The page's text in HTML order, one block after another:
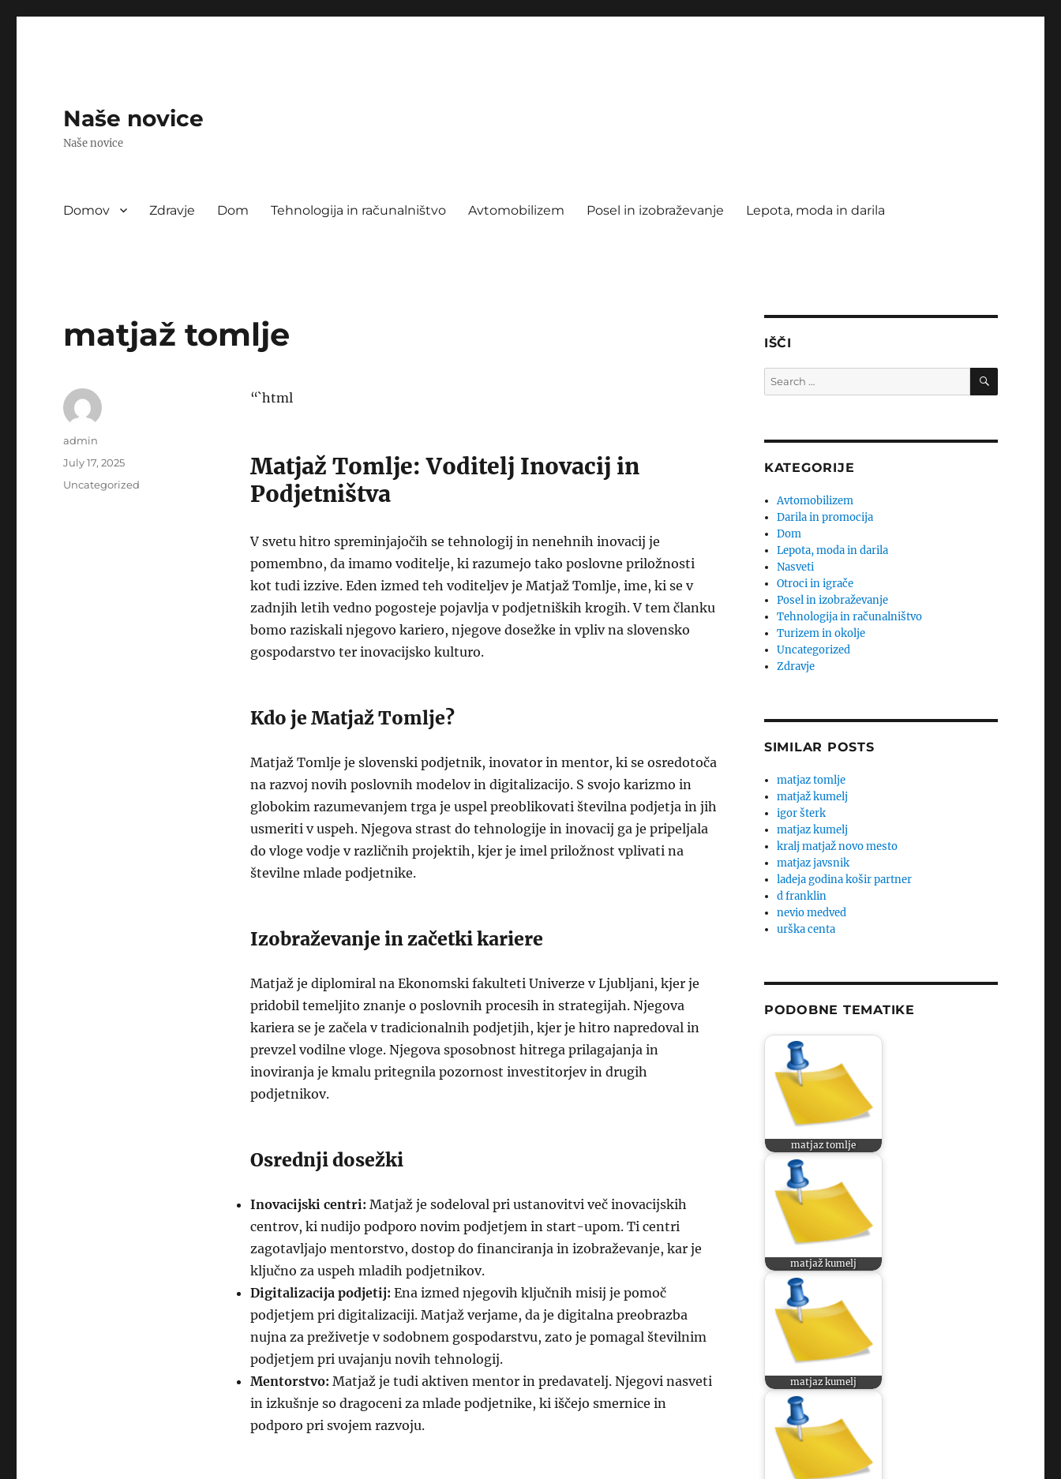
Naše novice
Naše novice
Domov Zdravje Dom Tehnologija in računalništvo Avtomobilizem Posel in izobraževanje Lepota, moda in darila
matjaž tomlje
“`html
Matjaž Tomlje: Voditelj Inovacij in
Podjetništva
V svetu hitro spreminjajočih se tehnologij in nenehnih inovacij je
pomembno, da imamo voditelje, ki razumejo tako poslovne priložnosti
kot tudi izzive. Eden izmed teh voditeljev je Matjaž Tomlje, ime, ki se v
zadnjih letih vedno pogosteje pojavlja v podjetniških krogih. V tem članku
bomo raziskali njegovo kariero, njegove dosežke in vpliv na slovensko
gospodarstvo ter inovacijsko kulturo.
Kdo je Matjaž Tomlje?
Matjaž Tomlje je slovenski podjetnik, inovator in mentor, ki se osredotoča
na razvoj novih poslovnih modelov in digitalizacijo. S svojo karizmo in
globokim razumevanjem trga je uspel preoblikovati številna podjetja in jih
usmeriti v uspeh. Njegova strast do tehnologije in inovacij ga je pripeljala
do vloge vodje v različnih projektih, kjer je imel priložnost vplivati na
številne mlade podjetnike.
Izobraževanje in začetki kariere
Matjaž je diplomiral na Ekonomski fakulteti Univerze v Ljubljani, kjer je
pridobil temeljito znanje o poslovnih procesih in strategijah. Njegova
kariera se je začela v tradicionalnih podjetjih, kjer je hitro napredoval in
prevzel vodilne vloge. Njegova sposobnost hitrega prilagajanja in
inoviranja je kmalu pritegnila pozornost investitorjev in drugih
podjetnikov.
Osrednji dosežki
Inovacijski centri: Matjaž je sodeloval pri ustanovitvi več inovacijskih
centrov, ki nudijo podporo novim podjetjem in start-upom. Ti centri
zagotavljajo mentorstvo, dostop do financiranja in izobraževanje, kar je
ključno za uspeh mladih podjetnikov.
Digitalizacija podjetij: Ena izmed njegovih ključnih misij je pomoč
podjetjem pri digitalizaciji. Matjaž verjame, da je digitalna preobrazba
nujna za preživetje v sodobnem gospodarstvu, zato je pomagal številnim
podjetjem pri uvajanju novih tehnologij.
Mentorstvo: Matjaž je tudi aktiven mentor in predavatelj. Njegovi nasveti
in izkušnje so dragoceni za mlade podjetnike, ki iščejo smernice in
podporo pri svojem razvoju.
Author
admin
Posted
July 17, 2025
Categories
Uncategorized
IŠČI
Search
for:
SEARCH
KATEGORIJE
Avtomobilizem
Darila in promocija
Dom
Lepota, moda in darila
Nasveti
Otroci in igrače
Posel in izobraževanje
Tehnologija in računalništvo
Turizem in okolje
Uncategorized
Zdravje
SIMILAR POSTS
matjaz tomlje
matjaž kumelj
igor šterk
matjaz kumelj
kralj matjaž novo mesto
matjaz javsnik
ladeja godina košir partner
d franklin
nevio medved
urška centa
PODOBNE TEMATIKE
matjaz tomlje
matjaž kumelj
matjaz kumelj